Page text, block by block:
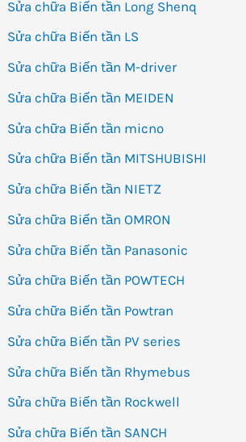
Sửa chữa Biến tần Long Shenq
Sửa chữa Biến tần LS
Sửa chữa Biến tần M-driver
Sửa chữa Biến tần MEIDEN
Sửa chữa Biến tần micno
Sửa chữa Biến tần MITSHUBISHI
Sửa chữa Biến tần NIETZ
Sửa chữa Biến tần OMRON
Sửa chữa Biến tần Panasonic
Sửa chữa Biến tần POWTECH
Sửa chữa Biến tần Powtran
Sửa chữa Biến tần PV series
Sửa chữa Biến tần Rhymebus
Sửa chữa Biến tần Rockwell
Sửa chữa Biến tần SANCH